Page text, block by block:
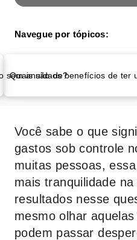
Navegue por tópicos:
sem anuidade?
Quais são os benefícios de ter
Você sabe o que
gastos sob controle
muitas pessoas,
mais tranquilidade
resultados nesse
mesmo olhar
podem passar